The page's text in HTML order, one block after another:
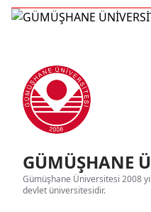
Gümüşhane Üniversitesi 2008
devlet üniversitesidir.